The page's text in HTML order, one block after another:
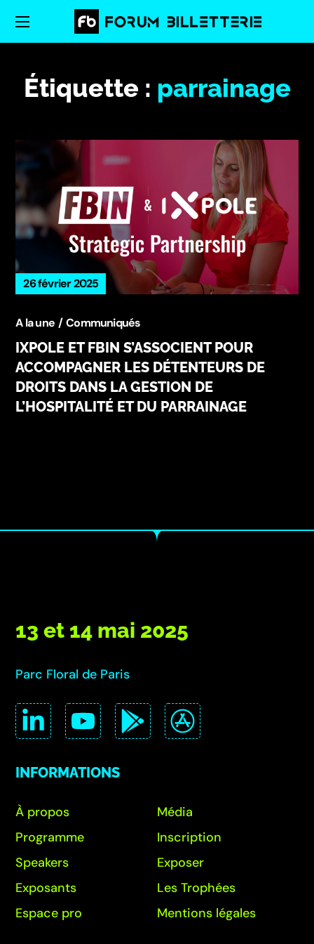
Étiquette : parrainage
26 février 2025
A la une Communiqués
IXPOLE ET FBIN S’ASSOCIENT POUR
ACCOMPAGNER LES DÉTENTEURS DE
DROITS DANS LA GESTION DE
L’HOSPITALITÉ ET DU PARRAINAGE
13 et 14 mai 2025
Parc Floral de Paris
INFORMATIONS
À propos
Programme
Speakers
Exposants
Espace pro
Média
Inscription
Exposer
Les Trophées
Mentions légales